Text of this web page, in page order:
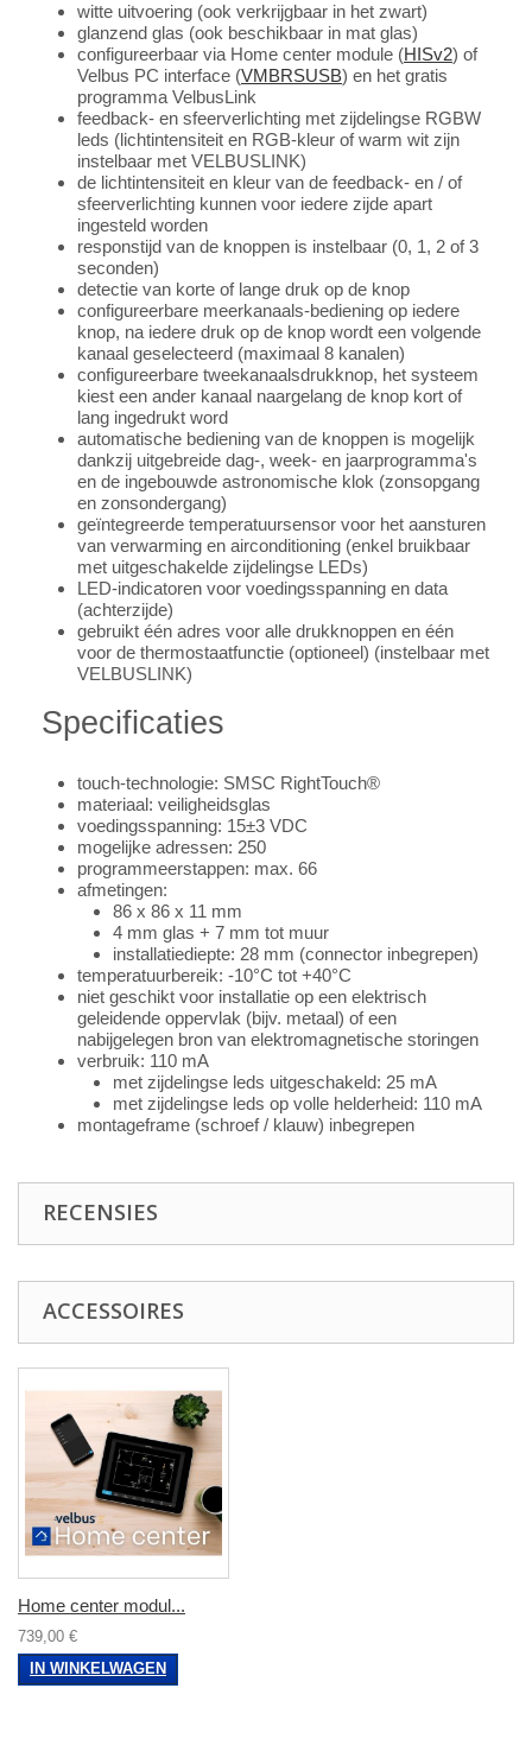
witte uitvoering (ook verkrijgbaar in het zwart)
glanzend glas (ook beschikbaar in mat glas)
configureerbaar via Home center module (HISv2) of
Velbus PC interface (VMBRSUSB) en het gratis
programma VelbusLink
feedback- en sfeerverlichting met zijdelingse RGBW
leds (lichtintensiteit en RGB-kleur of warm wit zijn
instelbaar met VELBUSLINK)
de lichtintensiteit en kleur van de feedback- en / of
sfeerverlichting kunnen voor iedere zijde apart
ingesteld worden
responstijd van de knoppen is instelbaar (0, 1, 2 of 3
seconden)
detectie van korte of lange druk op de knop
configureerbare meerkanaals-bediening op iedere
knop, na iedere druk op de knop wordt een volgende
kanaal geselecteerd (maximaal 8 kanalen)
configureerbare tweekanaalsdrukknop, het systeem
kiest een ander kanaal naargelang de knop kort of
lang ingedrukt word
automatische bediening van de knoppen is mogelijk
dankzij uitgebreide dag-, week- en jaarprogramma's
en de ingebouwde astronomische klok (zonsopgang
en zonsondergang)
geïntegreerde temperatuursensor voor het aansturen
van verwarming en airconditioning (enkel bruikbaar
met uitgeschakelde zijdelingse LEDs)
LED-indicatoren voor voedingsspanning en data
(achterzijde)
gebruikt één adres voor alle drukknoppen en één
voor de thermostaatfunctie (optioneel) (instelbaar met
VELBUSLINK)
Specificaties
touch-technologie: SMSC RightTouch®
materiaal: veiligheidsglas
voedingsspanning: 15±3 VDC
mogelijke adressen: 250
programmeerstappen: max. 66
afmetingen:
86 x 86 x 11 mm
4 mm glas + 7 mm tot muur
installatiediepte: 28 mm (connector inbegrepen)
temperatuurbereik: -10°C tot +40°C
niet geschikt voor installatie op een elektrisch
geleidende oppervlak (bijv. metaal) of een
nabijgelegen bron van elektromagnetische storingen
verbruik: 110 mA
met zijdelingse leds uitgeschakeld: 25 mA
met zijdelingse leds op volle helderheid: 110 mA
montageframe (schroef / klauw) inbegrepen
RECENSIES
ACCESSOIRES
Home center modul...
739,00 €
IN WINKELWAGEN